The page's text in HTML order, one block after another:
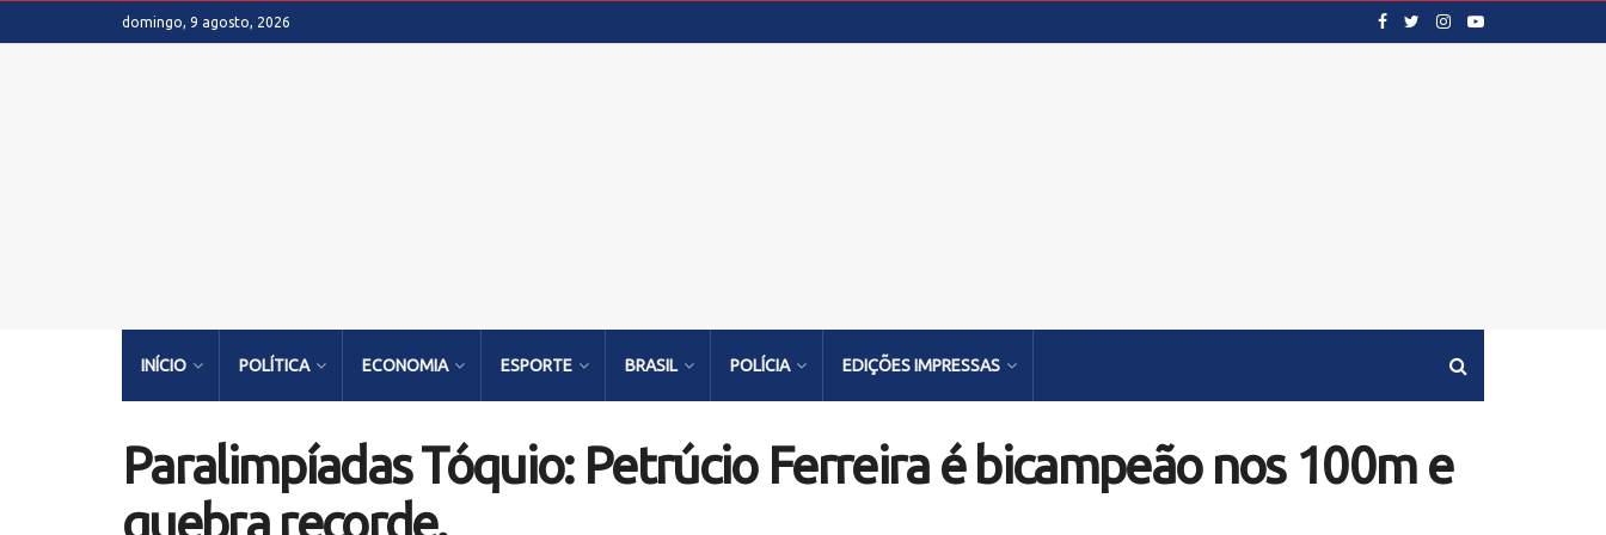
domingo, 9 agosto, 2026
INÍCIO POLÍTICA ECONOMIA ESPORTE BRASIL POLÍCIA EDIÇÕES IMPRESSAS
Paralimpíadas Tóquio: Petrúcio Ferreira é bicampeão nos 100m e
quebra recorde.